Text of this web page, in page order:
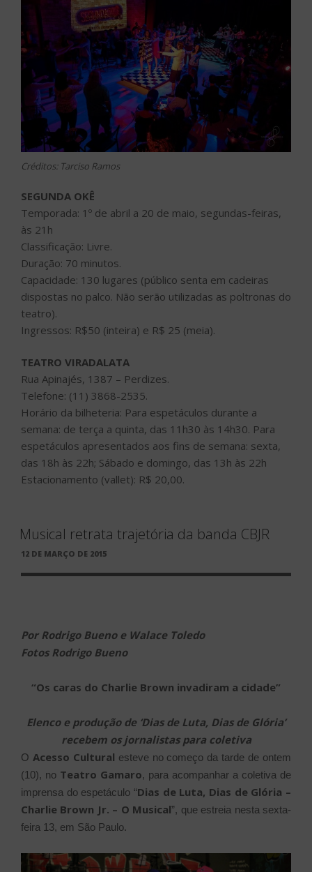
Créditos: Tarciso Ramos
SEGUNDA OKÊ
Temporada: 1º de abril a 20 de maio, segundas-feiras,
às 21h
Classificação: Livre.
Duração: 70 minutos.
Capacidade: 130 lugares (público senta em cadeiras
dispostas no palco. Não serão utilizadas as poltronas do
teatro).
Ingressos: R$50 (inteira) e R$ 25 (meia).
TEATRO VIRADALATA
Rua Apinajés, 1387 – Perdizes.
Telefone: (11) 3868-2535.
Horário da bilheteria: Para espetáculos durante a
semana: de terça a quinta, das 11h30 às 14h30. Para
espetáculos apresentados aos fins de semana: sexta,
das 18h às 22h; Sábado e domingo, das 13h às 22h
Estacionamento (vallet): R$ 20,00.
Musical retrata trajetória da banda CBJR
PUBLICADO
12 DE MARÇO DE 2015
Por Rodrigo Bueno e Walace Toledo
Fotos Rodrigo Bueno
“Os caras do Charlie Brown invadiram a cidade”
Elenco e produção de ‘Dias de Luta, Dias de Glória’
recebem os jornalistas para coletiva
O Acesso Cultural esteve no começo da tarde de ontem
(10), no Teatro Gamaro, para acompanhar a coletiva de
imprensa do espetáculo “Dias de Luta, Dias de Glória –
Charlie Brown Jr. – O Musical”, que estreia nesta sexta-
feira 13, em São Paulo.